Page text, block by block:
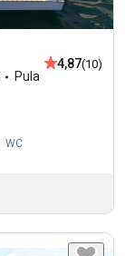
Pula
4,87(10)
WC